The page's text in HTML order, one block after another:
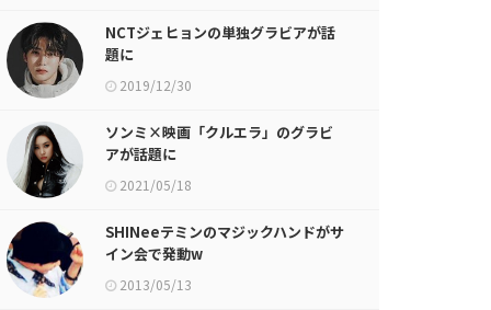
NCTジェヒョンの単独グラビアが話
題に
2019/12/30
ソンミ×映画「クルエラ」のグラビ
アが話題に
2021/05/18
SHINeeテミンのマジックハンドがサ
イン会で発動w
2013/05/13